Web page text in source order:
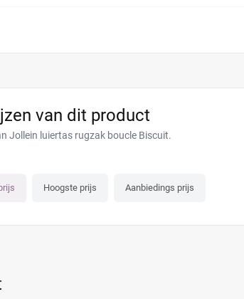
van dit product
Jollein luiertas rugzak boucle Biscuit.
Hoogste prijs Aanbiedings prijs